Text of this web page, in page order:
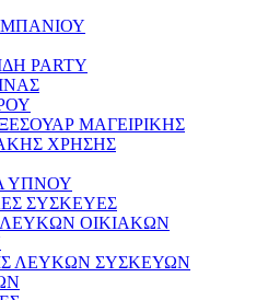
PARTY
ΜΑΓΕΙΡΙΚΗΣ
ΧΡΗΣΗΣ
ΥΠΝΟΥ
ΣΥΣΚΕΥΕΣ
ΟΙΚΙΑΚΩΝ
ΛΕΥΚΩΝ ΣΥΣΚΕΥΩΝ